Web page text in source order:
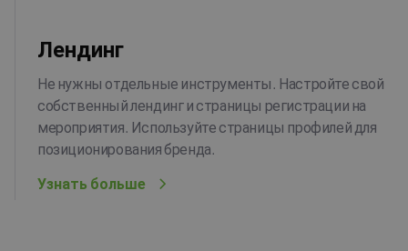
Лендинг
Не нужны отдельные инструменты. Настройте свой
собственный лендинг и страницы регистрации на
мероприятия. Используйте страницы профилей для
позиционирования бренда.
Узнать больше